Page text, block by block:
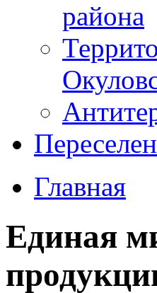
района
Главная
Eдиная